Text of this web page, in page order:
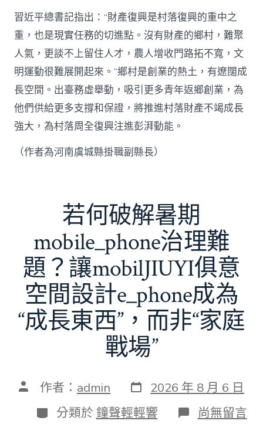
習近平總書記指出：“財產復興是村落復興的重中之
重，也是現實任務的切進點。沒有財產的鄉村，難聚
人氣，更談不上留住人才，農人增收門路拓不寬，文
明運動很難展開起來。”鄉村是創業的熱土，有遼闊成
長空間。出臺務虛舉動，吸引更多青年返鄉創業，為
他們供給更多支撐和保證，將推進村落財產不竭成長
強大，為村落周全復興注進彭湃動能。
（作者為河南虞城縣掛職副縣長）
若何破解暑期
mobile_phone治理難
題？讓mobilJIUYI俱意
空間設計e_phone成為
“成長東西”，而非“家庭
戰場”
文 作者： admin 發
表
日
期
2026 年 8 月 6 日
分
類
分類於 鐘聲輕輕響 在
〈若
尚無留言